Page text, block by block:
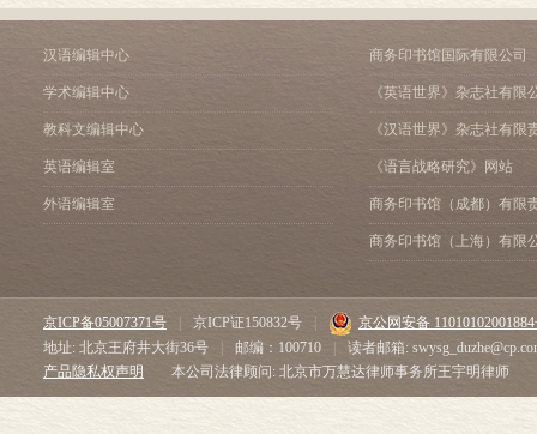
汉语编辑中心
学术编辑中心
教科文编辑中心
英语编辑室
外语编辑室
商务印书馆国际有限公司
《英语世界》杂志社有限
《汉语世界》杂志社有限
《语言战略研究》网站
商务印书馆（成都）有限
商务印书馆（上海）有限
京ICP备05007371号 京ICP证150832号
京公网安备
地址: 北京王府井大街36号
邮编：100710
读者邮箱:
产品隐私权声明
本公司法律顾问: 北京市万慧达律师事务所王宇明律师